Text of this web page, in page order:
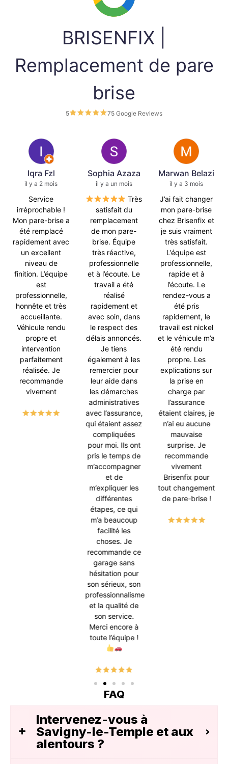
BRISENFIX |
Remplacement de pare
brise
5 75 Google Reviews
Iqra Fzl
il y a 2 mois
Service
irréprochable !
Mon pare-brise a
été remplacé
rapidement avec
un excellent
niveau de
finition. L’équipe
est
professionnelle,
honnête et très
accueillante.
Véhicule rendu
propre et
intervention
parfaitement
réalisée. Je
recommande
vivement
Sophia Azaza
il y a un mois
Très
satisfait du
remplacement
de mon pare-
brise. Équipe
très réactive,
professionnelle
et à l’écoute. Le
travail a été
réalisé
rapidement et
avec soin, dans
le respect des
délais annoncés.
Je tiens
également à les
remercier pour
leur aide dans
les démarches
administratives
avec l’assurance,
qui étaient assez
compliquées
pour moi. Ils ont
pris le temps de
m’accompagner
et de
m’expliquer les
différentes
étapes, ce qui
m’a beaucoup
facilité les
choses. Je
recommande ce
garage sans
hésitation pour
son sérieux, son
professionnalisme
et la qualité de
son service.
Merci encore à
toute l’équipe !
Marwan Belazi
il y a 3 mois
J’ai fait changer
mon pare-brise
chez Brisenfix et
je suis vraiment
très satisfait.
L’équipe est
professionnelle,
rapide et à
l’écoute. Le
rendez-vous a
été pris
rapidement, le
travail est nickel
et le véhicule m’a
été rendu
propre. Les
explications sur
la prise en
charge par
l’assurance
étaient claires, je
n’ai eu aucune
mauvaise
surprise. Je
recommande
vivement
Brisenfix pour
tout changement
de pare-brise !
FAQ
Intervenez-vous à
Savigny-le-Temple et aux
alentours ?